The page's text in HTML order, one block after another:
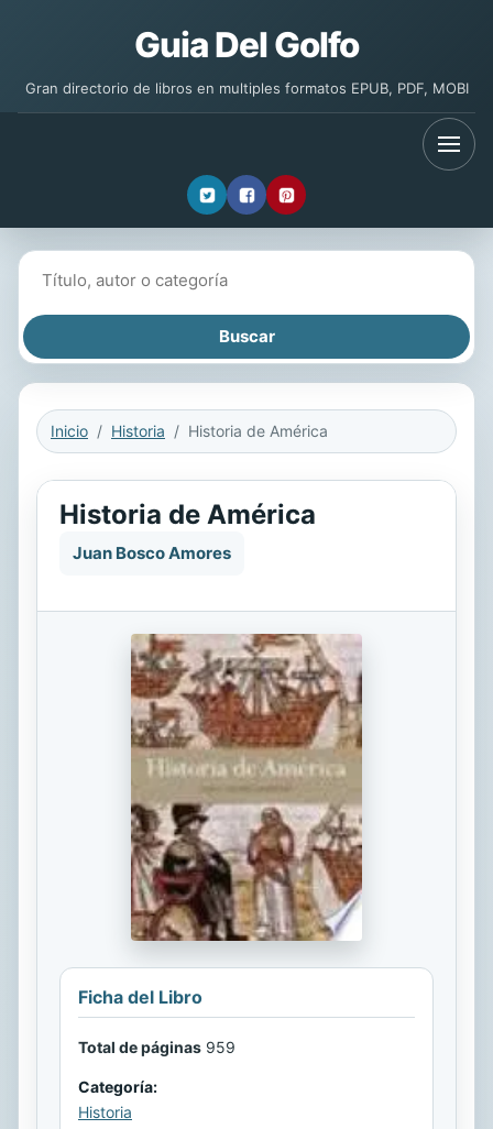
Guia Del Golfo
Gran directorio de libros en multiples formatos EPUB, PDF, MOBI
Inicio Historia Historia de América
Historia de América
Juan Bosco Amores
Ficha del Libro
Total de páginas 959
Categoría:
Historia